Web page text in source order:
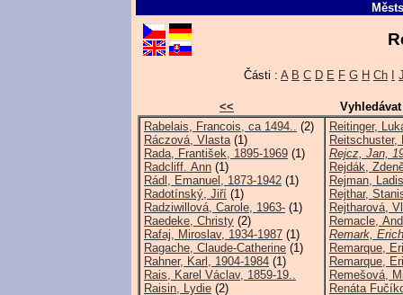
Části : A B C D E F G H Ch
<<
Rabelais, Francois, ca 1494.. (2)
Ráczová, Vlasta(1)
Rada, František, 1895-1969 (1)
Radcliff. Ann (1)
Rádl, Emanuel, 1873-1942 (1)
Radotínský, Jiří (1)
Radziwillová, Carole, 1963- (1)
Raedeke, Christy (2)
Rafaj, Miroslav, 1934-1987 (1)
Ragache, Claude-Catherine (1)
Rahner, Karl, 1904-1984 (1)
Rais, Karel Václav, 1859-19..
Raisin, Lydie (2)
Reitinger,
Reitschuster,
Rejcz, Jan,
Rejdák,
Rejman,
Rejthar,
Rejtharová,
Remacle,
Remark,
Remarque,
Remarque,
Remešová,
Renáta